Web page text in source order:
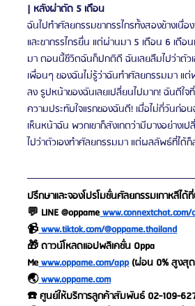
| หลังผ่าตัด 5 เดือน
ฉันไปทำศัลยกรรมขากรรไกรทั้งสองข้างเ
และขากรรไกรยื่น แต่ผ่านมา 5 เดือน 6 ​​เดื
มา ตอนนี้ชีวิตฉันก็ปกติดี ฉันเลยลืมไปว่าตัว
เพื่อนๆ ของฉันไม่รู้ว่าฉันทำศัลยกรรมมา แ
ลง รูปหน้าของฉันเลยเปลี่ยนไปมาก! ฉันดีใ
ความประทับใจแรกของฉันดี! เมื่อไม่กี่วันก่อ
เห็นหน้าฉัน พวกเขาก็สังเกตว่ามีบางอย่าง
ไปว่าตัวเองทำศัลยกรรมมา แต่ผลลัพธ์ที่ได้
ปรึกษาและจองโปรโมชั่นศัลยกรรมเกาหลีได้
💬 LINE @oppame www.connextchat.com/
📹 www.tiktok.com/@oppame.thailand
🎁 ดาวน์โหลดแอปพลิเคชั่น Oppa
Me www.oppame.com/app (ผ่อน 0% สูงสุด
🌏www.oppame.com
☎️ ศูนย์ให้บริการลูกค้าสัมพันธ์ 02-109-